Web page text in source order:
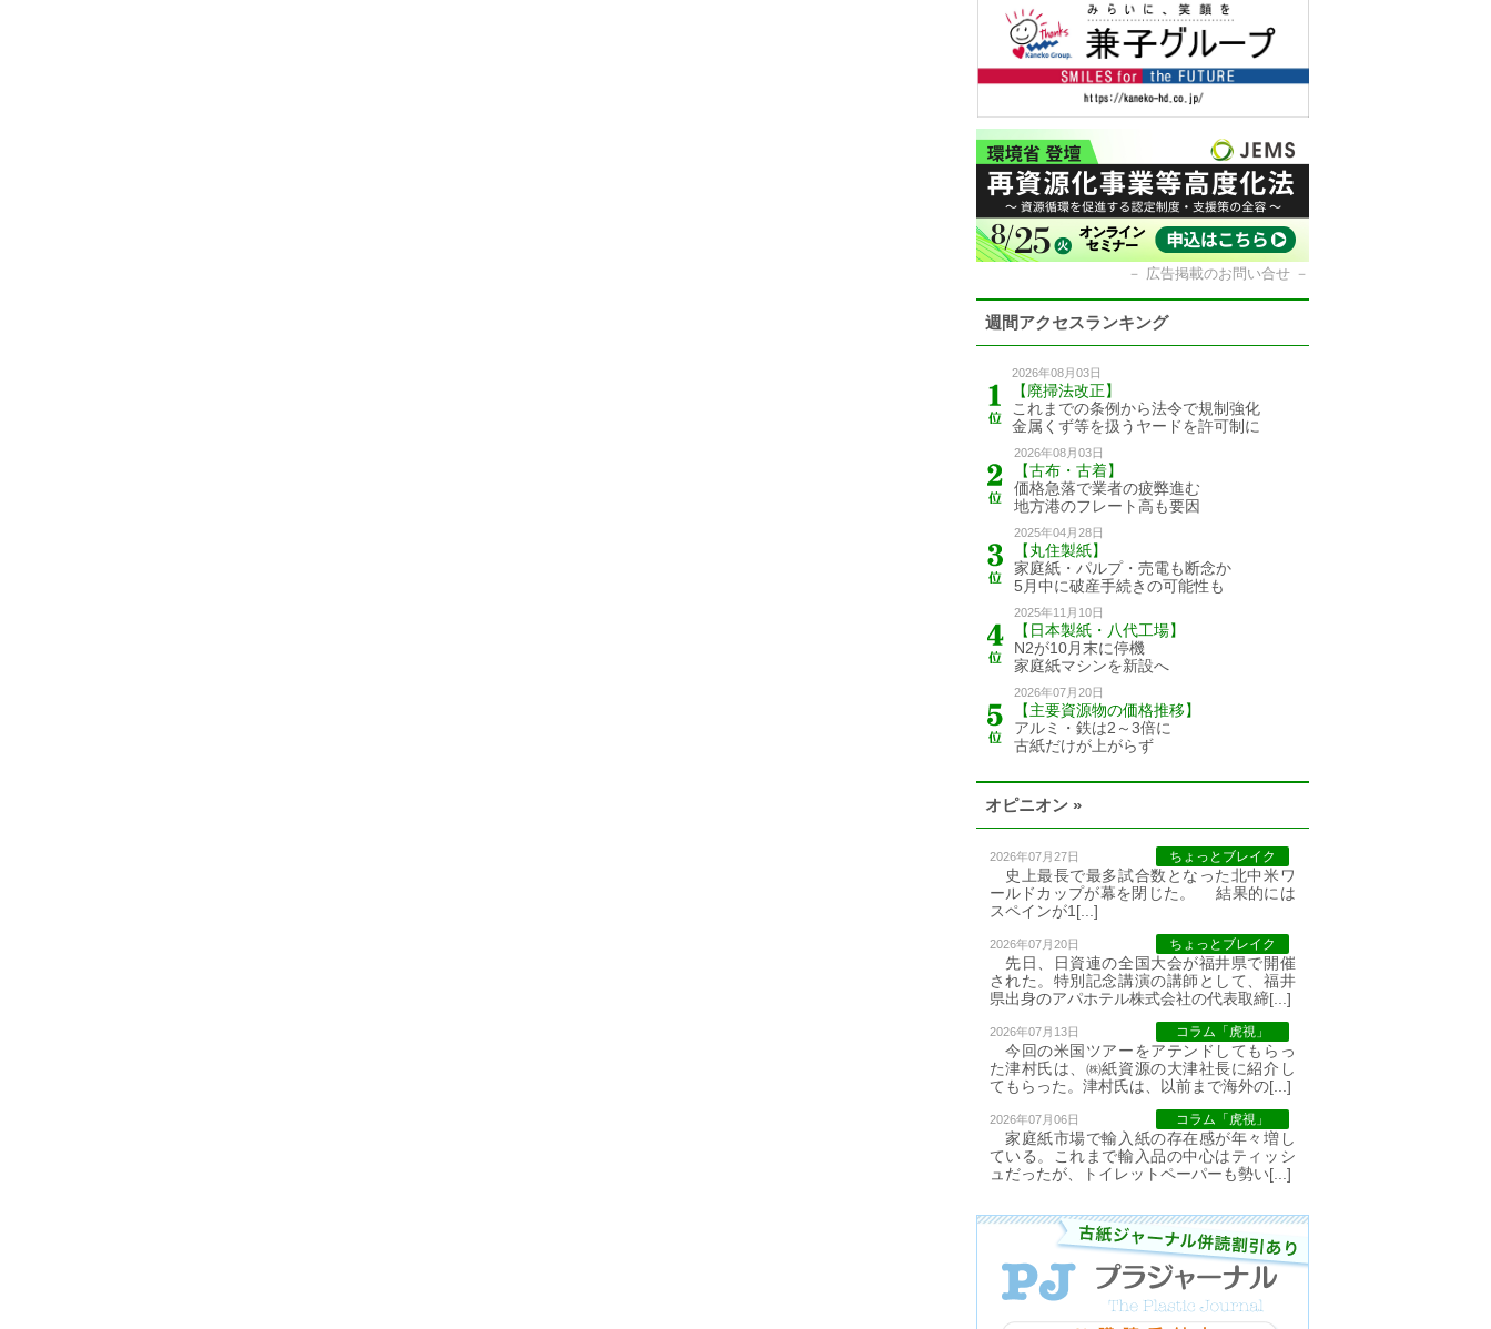
－ 広告掲載のお問い合せ－
週間アクセスランキング
2026年08月03日
【廃掃法改正】
これまでの条例から法令で規制強化
金属くず等を扱うヤードを許可制に
2026年08月03日
【古布・古着】
価格急落で業者の疲弊進む
地方港のフレート高も要因
2025年04月28日
【丸住製紙】
家庭紙・パルプ・売電も断念か
5月中に破産手続きの可能性も
2025年11月10日
【日本製紙・八代工場】
N2が10月末に停機
家庭紙マシンを新設へ
2026年07月20日
【主要資源物の価格推移】
アルミ・鉄は2～3倍に
古紙だけが上がらず
オピニオン »
2026年07月27日 ちょっとブレイク
史上最長で最多試合数となった北中米ワ
ールドカップが幕を閉じた。 結果的には
スペインが1[...]
2026年07月20日 ちょっとブレイク
先日、日資連の全国大会が福井県で開催
された。特別記念講演の講師として、福井
県出身のアパホテル株式会社の代表取締[...]
2026年07月13日 コラム「虎視」
今回の米国ツアーをアテンドしてもらっ
た津村氏は、㈱紙資源の大津社長に紹介し
てもらった。津村氏は、以前まで海外の[...]
2026年07月06日 コラム「虎視」
家庭紙市場で輸入紙の存在感が年々増し
ている。これまで輸入品の中心はティッシ
ュだったが、トイレットペーパーも勢い[...]